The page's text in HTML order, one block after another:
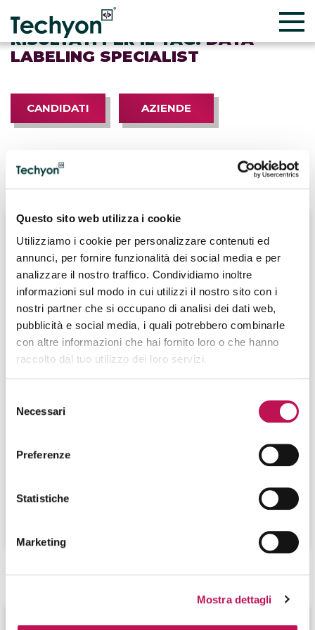
Questo sito web utilizza i cookie
Utilizziamo i cookie per personalizzare contenuti ed
annunci, per fornire funzionalità dei social media e per
analizzare il nostro traffico. Condividiamo inoltre
informazioni sul modo in cui utilizzi il nostro sito con i
nostri partner che si occupano di analisi dei dati web,
pubblicità e social media, i quali potrebbero combinarle
con altre informazioni che hai fornito loro o che hanno
raccolto dal tuo utilizzo dei loro servizi.
delNecessari
Preferenze
Statistiche
Marketing
Mostra dettagli
RISULTATI PER IL TAG:DATA
LABELING SPECIALIST
CANDIDATI AZIENDE
Chi è e di cosa si occupa il Data Labeling
Il Data Labeling Specialist analizza, etichetta e classifica
Machine Learning. Quali tool utilizza?